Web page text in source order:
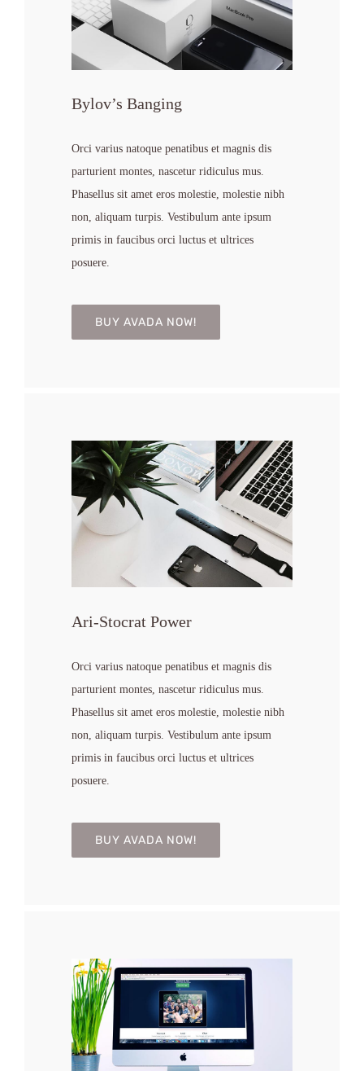
Bylov’s Banging
Orci varius natoque penatibus et magnis dis
parturient montes, nascetur ridiculus mus.
Phasellus sit amet eros molestie, molestie nibh
non, aliquam turpis. Vestibulum ante ipsum
primis in faucibus orci luctus et ultrices
posuere.
BUY AVADA NOW!
Ari-Stocrat Power
Orci varius natoque penatibus et magnis dis
parturient montes, nascetur ridiculus mus.
Phasellus sit amet eros molestie, molestie nibh
non, aliquam turpis. Vestibulum ante ipsum
primis in faucibus orci luctus et ultrices
posuere.
BUY AVADA NOW!